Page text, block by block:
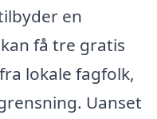
en
få tre gratis
lokale fagfolk,
Uanset